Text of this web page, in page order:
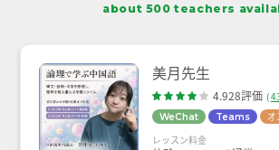
about 500 teachers
美月先生
4.928評価 (
WeChat Teams
オ
レッスン料金